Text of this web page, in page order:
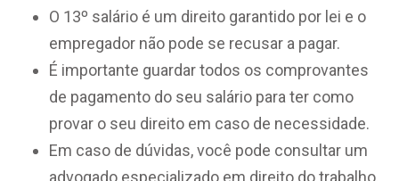
O 13º salário é um direito garantido por lei e o
empregador não pode se recusar a pagar.
É importante guardar todos os comprovantes
de pagamento do seu salário para ter como
provar o seu direito em caso de necessidade.
Em caso de dúvidas, você pode consultar um
advogado especializado em direito do trabalho.